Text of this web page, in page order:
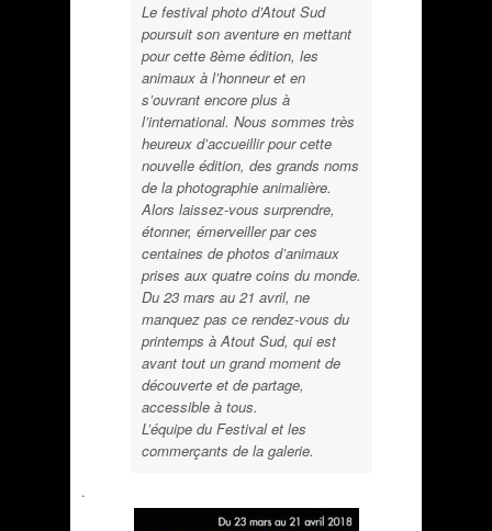
Le festival photo d’Atout Sud
poursuit son aventure en mettant
pour cette 8ème édition, les
animaux à l’honneur et en
s’ouvrant encore plus à
l’international. Nous sommes très
heureux d’accueillir pour cette
nouvelle édition, des grands noms
de la photographie animalière.
Alors laissez-vous surprendre,
étonner, émerveiller par ces
centaines de photos d’animaux
prises aux quatre coins du monde.
Du 23 mars au 21 avril, ne
manquez pas ce rendez-vous du
printemps à Atout Sud, qui est
avant tout un grand moment de
découverte et de partage,
accessible à tous.
L’équipe du Festival et les
commerçants de la galerie.
.